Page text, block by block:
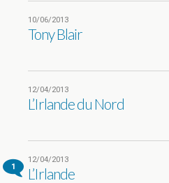
10/06/2013
Tony Blair
12/04/2013
L’Irlande du Nord
1
12/04/2013
L’Irlande